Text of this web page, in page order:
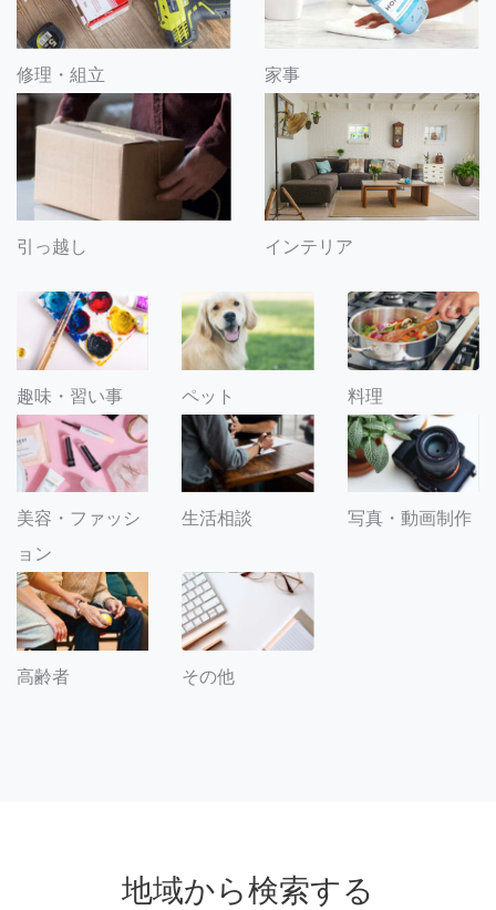
修理・組立 家事
引っ越し インテリア
趣味・習い事 ペット 料理
美容・ファッシ
ョン
生活相談 写真・動画制作
高齢者 その他
地域から検索する